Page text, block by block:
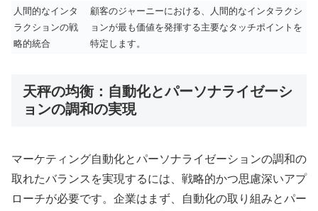
人間的なインタ
ラクションの戦
略的統合
顧客のジャーニーにおける、人間的なインタラクシ
ョンが最も価値を発揮する主要なタッチポイントを
特定します。
天秤の均衡：自動化とパーソナライゼーシ
ョンの調和の実現
マーケティング自動化とパーソナライゼーションの調和の
取れたバランスを実現するには、戦略的かつ思慮深いアプ
ローチが必要です。企業はまず、自動化の取り組みとパー